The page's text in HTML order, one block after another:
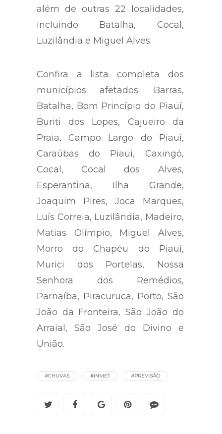
além de outras 22 localidades,
incluindo Batalha, Cocal,
Luzilândia e Miguel Alves.
Confira a lista completa dos
municípios afetados: Barras,
Batalha, Bom Princípio do Piauí,
Buriti dos Lopes, Cajueiro da
Praia, Campo Largo do Piauí,
Caraúbas do Piauí, Caxingó,
Cocal, Cocal dos Alves,
Esperantina, Ilha Grande,
Joaquim Pires, Joca Marques,
Luís Correia, Luzilândia, Madeiro,
Matias Olímpio, Miguel Alves,
Morro do Chapéu do Piauí,
Murici dos Portelas, Nossa
Senhora dos Remédios,
Parnaíba, Piracuruca, Porto, São
João da Fronteira, São João do
Arraial, São José do Divino e
União.
#CHUVAS #INMET #PREVISÃO